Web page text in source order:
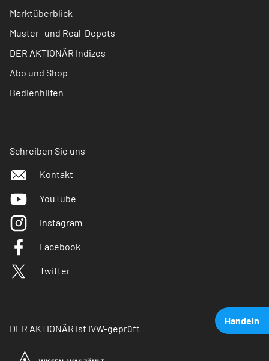
Handeln
Marktüberblick
Muster- und Real-Depots
DER AKTIONÄR Indizes
Abo und Shop
Bedienhilfen
Schreiben Sie uns
Kontakt
YouTube
Instagram
Facebook
Twitter
DER AKTIONÄR ist IVW-geprüft